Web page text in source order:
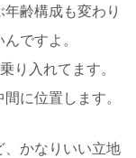
年齢構成も変わり
ですよ。
り入れてます。
に位置します。
、かなりいい立地